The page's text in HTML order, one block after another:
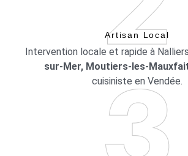
Artisan Local
Intervention locale et rapide à Nalliers
sur-Mer, Moutiers-les-
cuisiniste en Vendée.